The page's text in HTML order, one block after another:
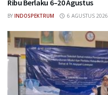
Ribu Berlaku 6–20 Agustus
BY INDOSPEKTRUM 6 AGUSTUS 2026